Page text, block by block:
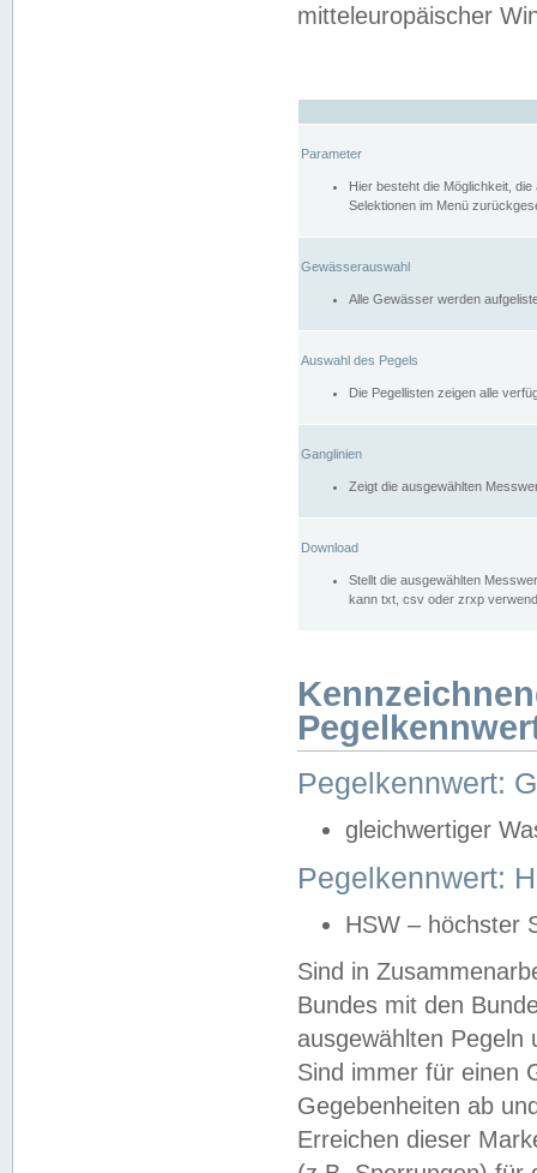
mitteleuropäischer
Parameter
Hier besteht die Möglichkeit,
Selektionen im Menü
Gewässerauswahl
Alle Gewässer werden
Auswahl des Pegels
Die Pegellisten zeigen alle
Ganglinien
Zeigt die ausgewählten
Download
Stellt die ausgewählten
kann txt, csv oder zrxp
Pegelkennwert:
gleichwertiger
Pegelkennwert:
HSW – höchster
Sind in
Bundes mit den
ausgewählten
Sind immer für einen
Gegebenheiten ab
Erreichen dieser